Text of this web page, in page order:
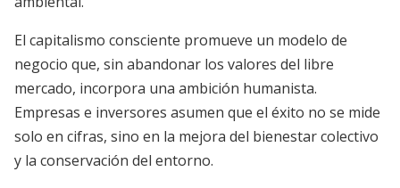
El capitalismo consciente promueve un modelo de
negocio que, sin abandonar los valores del libre
mercado, incorpora una ambición humanista.
Empresas e inversores asumen que el éxito no se mide
solo en cifras, sino en la mejora del bienestar colectivo
y la conservación del entorno.